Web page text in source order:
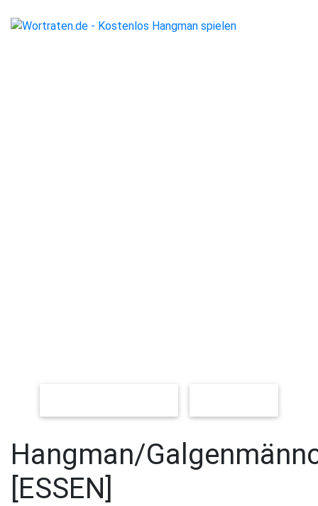
Hangman/
[ESSEN]